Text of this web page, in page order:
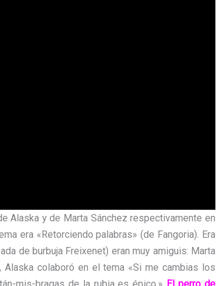
Alaska y de Marta Sánchez respectivamente en
era «Retorciendo palabras» (de Fangoria). Era
de burbuja Freixenet) eran muy amiguis: Marta
Alaska colaboró en el tema «Si me cambias los